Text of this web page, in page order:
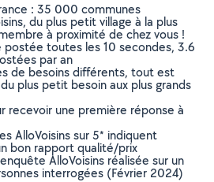
: 35 000 communes
du plus petit village à la plus
à proximité de chez vous !
postée toutes les 10 secondes, 3.6
par an
de besoins différents, tout est
plus petit besoin aux plus grands
recevoir une première réponse à
AlloVoisins sur 5* indiquent
bon rapport qualité/prix
AlloVoisins réalisée sur un
interrogées (Février 2024)